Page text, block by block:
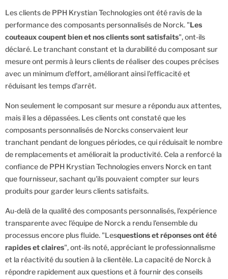
Les clients de PPH Krystian Technologies ont été ravis de la
performance des composants personnalisés de Norck. "Les
couteaux coupent bien et nos clients sont satisfaits", ont-ils
déclaré. Le tranchant constant et la durabilité du composant sur
mesure ont permis à leurs clients de réaliser des coupes précises
avec un minimum d'effort, améliorant ainsi l'efficacité et
réduisant les temps d'arrêt.
Non seulement le composant sur mesure a répondu aux attentes,
mais il les a dépassées. Les clients ont constaté que les
composants personnalisés de Norcks conservaient leur
tranchant pendant de longues périodes, ce qui réduisait le nombre
de remplacements et améliorait la productivité. Cela a renforcé la
confiance de PPH Krystian Technologies envers Norck en tant
que fournisseur, sachant qu'ils pouvaient compter sur leurs
produits pour garder leurs clients satisfaits.
Au-delà de la qualité des composants personnalisés, l'expérience
transparente avec l'équipe de Norck a rendu l'ensemble du
processus encore plus fluide. "Lesquestions et réponses ont été
rapides et claires", ont-ils noté, appréciant le professionnalisme
et la réactivité du soutien à la clientèle. La capacité de Norck à
répondre rapidement aux questions et à fournir des conseils